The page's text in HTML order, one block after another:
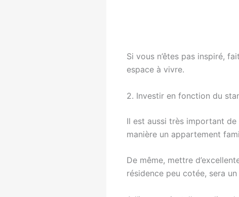
Si vous n’êtes pas inspiré,
espace à vivre.
2. Investir en fonction du
Il est aussi très important
manière un appartement
De même, mettre
résidence peu cotée, sera